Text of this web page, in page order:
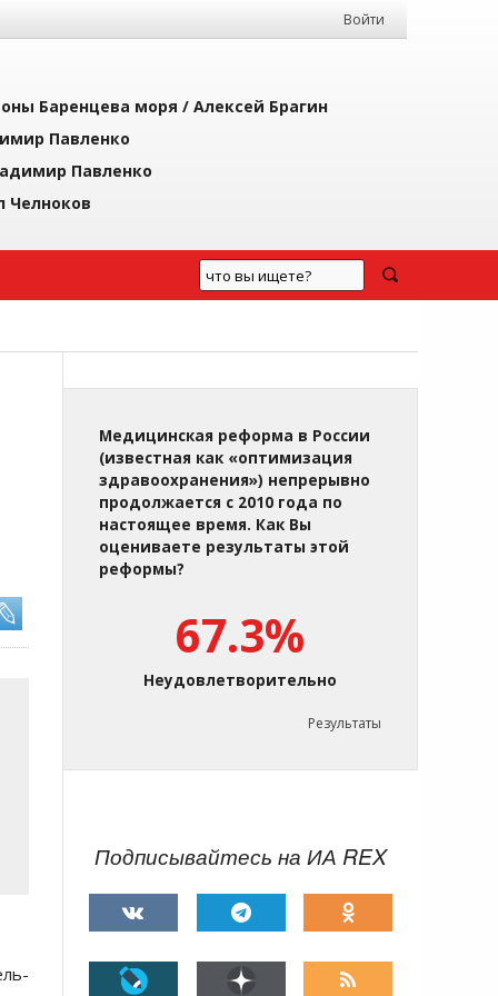
Войти
Баренцева моря / Алексей Брагин
Павленко
Павленко
Челноков
Медицинская реформа в России
(известная как «оптимизация
здравоохранения») непрерывно
продолжается с 2010 года по
настоящее время. Как Вы
оцениваете результаты этой
реформы?
67.3%
Неудовлетворительно
Результаты
Подписывайтесь на ИА REX